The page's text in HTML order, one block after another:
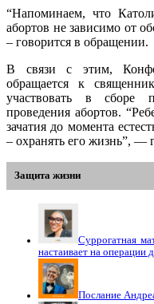
“Напоминаем, что
абортов не зависимо от
– говорится в обращении.
В связи с этим,
обращается к
участвовать в сборе
проведения абортов.
зачатия до момента
– охранять его жизнь”, —
Защита жизни
Суррогатная
настаивает на операции
Послание